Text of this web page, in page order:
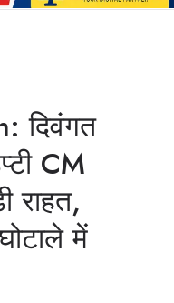
दिवंगत
CM
राहत,
में